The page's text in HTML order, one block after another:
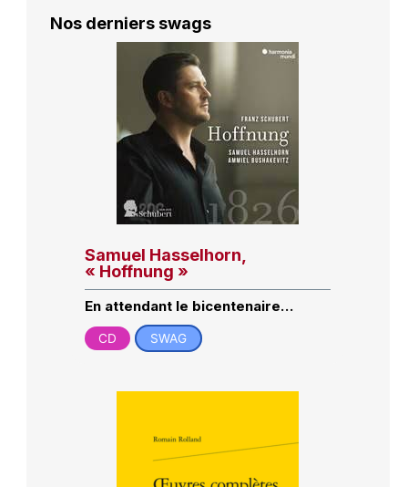
Nos derniers swags
Samuel Hasselhorn,
« Hoffnung »
En attendant le bicentenaire…
CD SWAG